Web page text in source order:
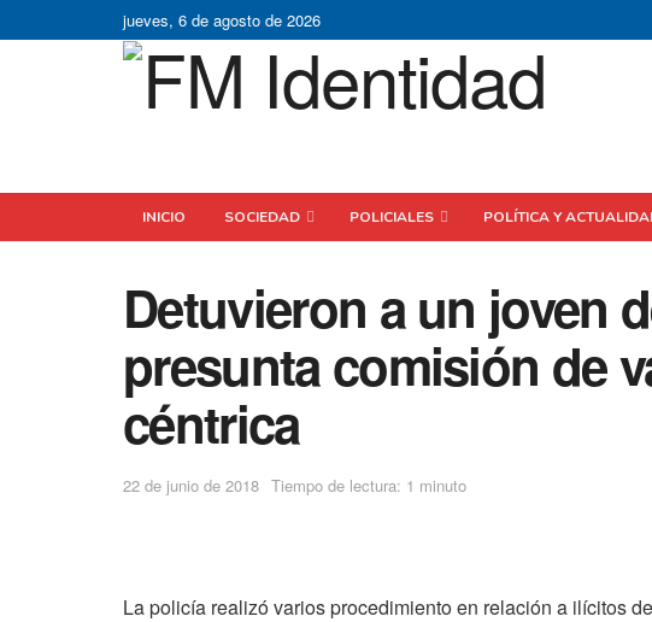
jueves, 6 de agosto de 2026
INICIO SOCIEDAD POLICIALES POLÍTICA Y
Detuvieron a un joven
presunta comisión de
céntrica
22 de junio de 2018 Tiempo de lectura: 1 minuto
La policía realizó varios procedimiento en relación a ilícitos